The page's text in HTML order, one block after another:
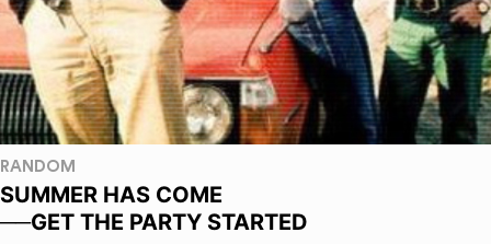
RANDOM
SUMMER HAS COME
──GET THE PARTY STARTED